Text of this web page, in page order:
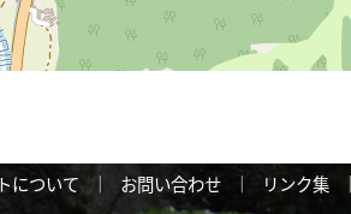
について お問い合わせ リンク集